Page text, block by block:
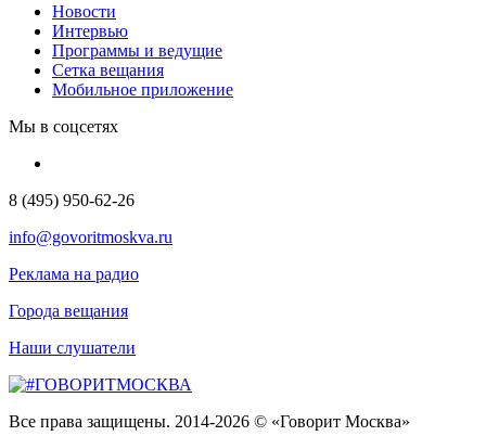
Новости
Интервью
Программы и ведущие
Сетка вещания
Мобильное приложение
Мы в соцсетях
8 (495) 950-62-26
info@govoritmoskva.ru
Реклама на радио
Города вещания
Наши слушатели
Все права защищены. 2014-2026 © «Говорит Москва»